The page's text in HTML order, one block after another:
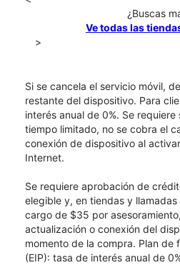
¿Buscas
Ve todas las
>
Si se cancela el servicio móvil,
restante del dispositivo. Para
interés anual de 0%. Se
tiempo limitado, no se cobra el
conexión de dispositivo al
Internet.
Se requiere aprobación de
elegible y, en tiendas y
cargo de $35 por
actualización o conexión del
momento de la compra. Plan de
(EIP): tasa de interés anual de